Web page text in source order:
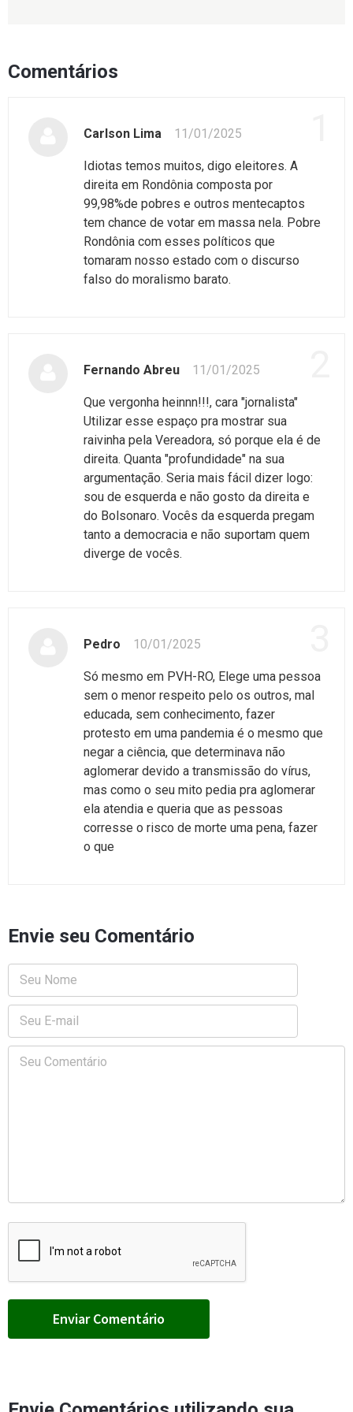
Comentários
Carlson Lima 11/01/2025
Idiotas temos muitos, digo eleitores. A
direita em Rondônia composta por
99,98%de pobres e outros mentecaptos
tem chance de votar em massa nela. Pobre
Rondônia com esses políticos que
tomaram nosso estado com o discurso
falso do moralismo barato.
Fernando Abreu 11/01/2025
Que vergonha heinnn!!!, cara "jornalista"
Utilizar esse espaço pra mostrar sua
raivinha pela Vereadora, só porque ela é de
direita. Quanta "profundidade" na sua
argumentação. Seria mais fácil dizer logo:
sou de esquerda e não gosto da direita e
do Bolsonaro. Vocês da esquerda pregam
tanto a democracia e não suportam quem
diverge de vocês.
Pedro 10/01/2025
Só mesmo em PVH-RO, Elege uma pessoa
sem o menor respeito pelo os outros, mal
educada, sem conhecimento, fazer
protesto em uma pandemia é o mesmo que
negar a ciência, que determinava não
aglomerar devido a transmissão do vírus,
mas como o seu mito pedia pra aglomerar
ela atendia e queria que as pessoas
corresse o risco de morte uma pena, fazer
o que
Envie seu Comentário